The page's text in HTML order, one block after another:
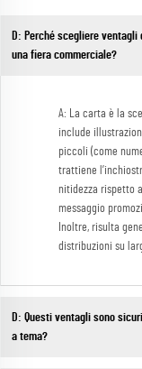
D: Perché scegliere
una fiera commerciale?
A: La carta è la
include
piccoli (come
trattiene
nitidezza rispetto
messaggio
Inoltre, risulta
distribuzioni su
D: Questi ventagli sono
a tema?